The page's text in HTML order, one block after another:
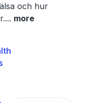
och hur
... more